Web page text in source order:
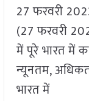
27 फरवरी
(27 फरवरी
में पूरे भारत में
न्यूनतम,
भारत में